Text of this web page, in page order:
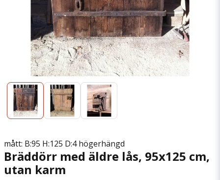
mått: B:95 H:125 D:4 högerhängd
Bräddörr med äldre lås, 95x125 cm,
utan karm